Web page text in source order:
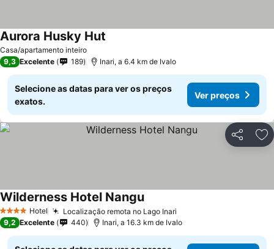
Casa/apartamento inteiro
Aurora Husky Hut
9,3 Excelente 189 Inari, a 6.4 km de Ivalo
Selecione as datas para ver os preços
exatos.
Ver preços
Partilhar
4 EstrelasHotel Localização remota no Lago Inari
Wilderness Hotel Nangu
9,2 Excelente 440 Inari, a 16.3 km de Ivalo